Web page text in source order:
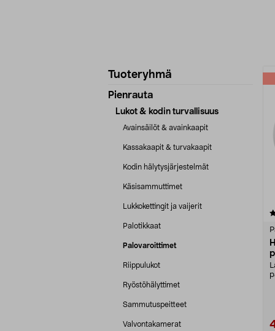
Tarkenna
tuotetietoja
Tuoteryhmä
Pienrauta
Lukot & kodin turvallisuus
Avainsäilöt & avainkaapit
Kassakaapit & turvakaapit
Kodin hälytysjärjestelmät
Käsisammuttimet
Lukkokettingit ja vaijerit
Palotikkaat
Palovaroittimet
Riippulukot
Ryöstöhälyttimet
Sammutuspeitteet
Valvontakamerat
4.5 viidestä